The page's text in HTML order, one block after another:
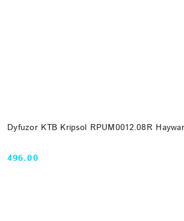
Dyfuzor KTB Kripsol RPUM0012.08R
Cena:
496.00